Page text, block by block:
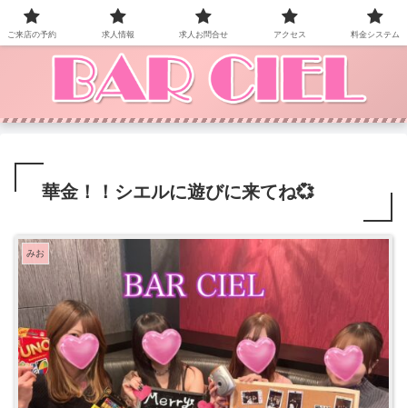
BAR CIEL！ご来店お待ちしています。
華金！！シエルに遊びに来てね💞
みお
ご来店の予約 求人情報 求人お問合せ アクセス 料金システム